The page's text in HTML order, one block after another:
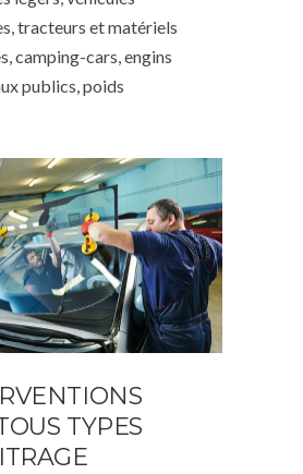
tracteurs et matériels
camping-cars, engins
publics, poids
TYPES